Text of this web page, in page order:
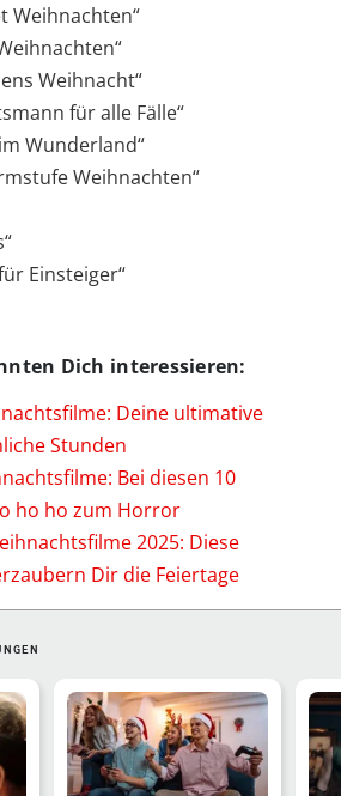
Weihnachten“
Weihnacht“
für alle Fälle“
Wunderland“
Weihnachten“
Einsteiger“
Dich interessieren:
Deine ultimative
Stunden
Bei diesen 10
ho ho zum Horror
2025: Diese
Dir die Feiertage